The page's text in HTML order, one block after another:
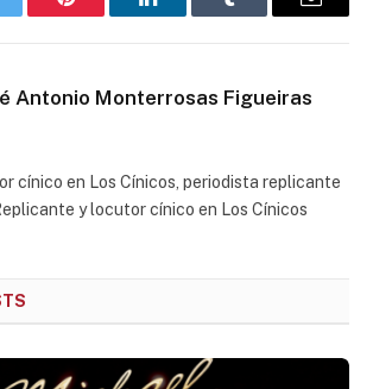
Pinterest LinkedInTumblr Email
Antonio Monterrosas Figueiras
cínico en Los Cínicos, periodista replicante
y locutor cínico en Los Cínicos